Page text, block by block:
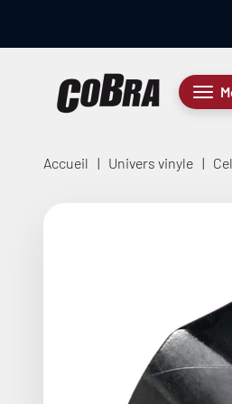
Cobra.fr
Accueil | Univers vinyle |